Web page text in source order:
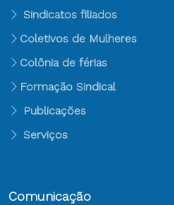
Sindicatos filiados
Coletivos de Mulheres
Colônia de férias
Formação Sindical
Publicações
Serviços
Comunicação